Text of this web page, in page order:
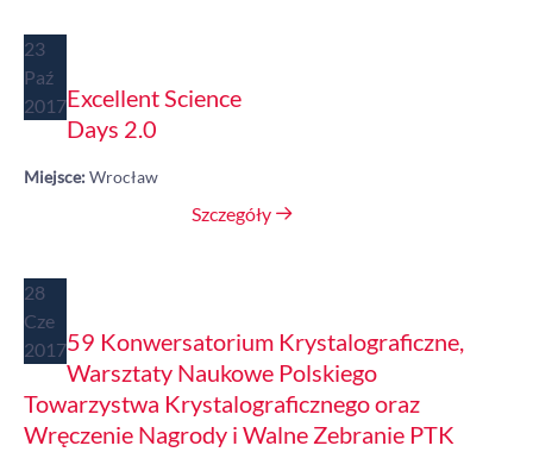
23
Paź
2017Excellent Science
Days 2.0
Miejsce:Wrocław
Szczegóły
28
Cze
201759 Konwersatorium Krystalograficzne,
Warsztaty Naukowe Polskiego
Towarzystwa Krystalograficznego oraz
Wręczenie Nagrody i Walne Zebranie PTK